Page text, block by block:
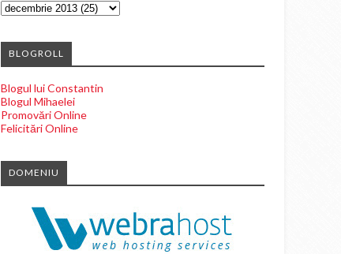
BLOGROLL
Blogul lui Constantin
Blogul Mihaelei
Promovări Online
Felicitări Online
DOMENIU